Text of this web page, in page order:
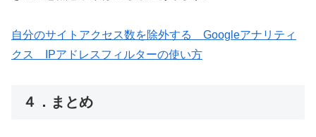
自分のサイトアクセス数を除外する Googleアナリティ
クス IPアドレスフィルターの使い方
４．まとめ